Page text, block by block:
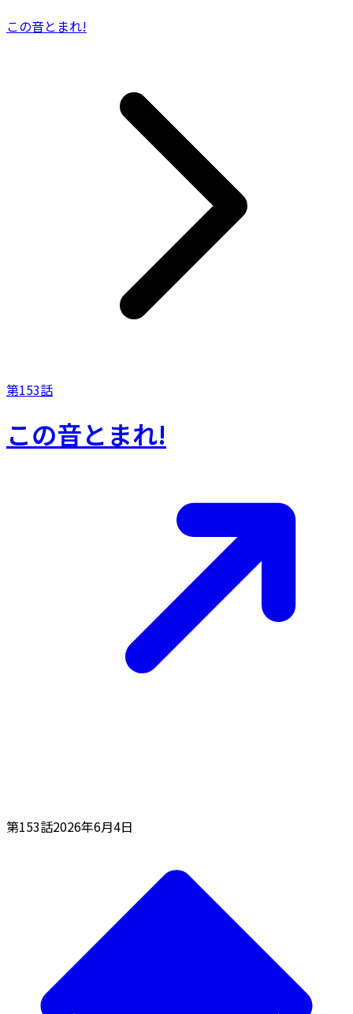
この音とまれ!
第153話
この音とまれ!
第153話2026年6月4日